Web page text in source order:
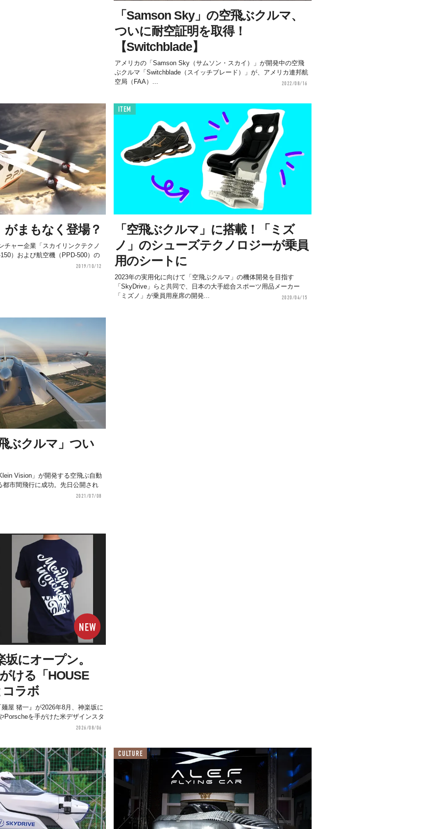
「Samson Sky」の空飛ぶクルマ、
ついに耐空証明を取得！
【Switchblade】
アメリカの「Samson Sky（サムソン・スカイ）」が開発中の空飛
ぶクルマ「Switchblade（スイッチブレード）」が、アメリカ連邦航
空局（FAA）...
2022/08/16
まもなく登場？
チャー企業「スカイリンクテクノ
）および航空機（PPD-500）の
2019/10/12
ITEM
「空飛ぶクルマ」に搭載！「ミズ
ノ」のシューズテクノロジーが乗員
用のシートに
2023年の実用化に向けて「空飛ぶクルマ」の機体開発を目指す
「SkyDrive」らと共同で、日本の大手総合スポーツ用品メーカー
「ミズノ」が乗員用座席の開発...
2020/04/15
ぶクルマ」つい
Vision」が開発する空飛ぶ自動
市間飛行に成功。先日公開され
2021/07/08
にオープン。
ける「HOUSE
コラボ
屋 猪一』が2026年8月、神楽坂に
Porscheを手がけた米デザインスタ
2026/08/06
CULTURE